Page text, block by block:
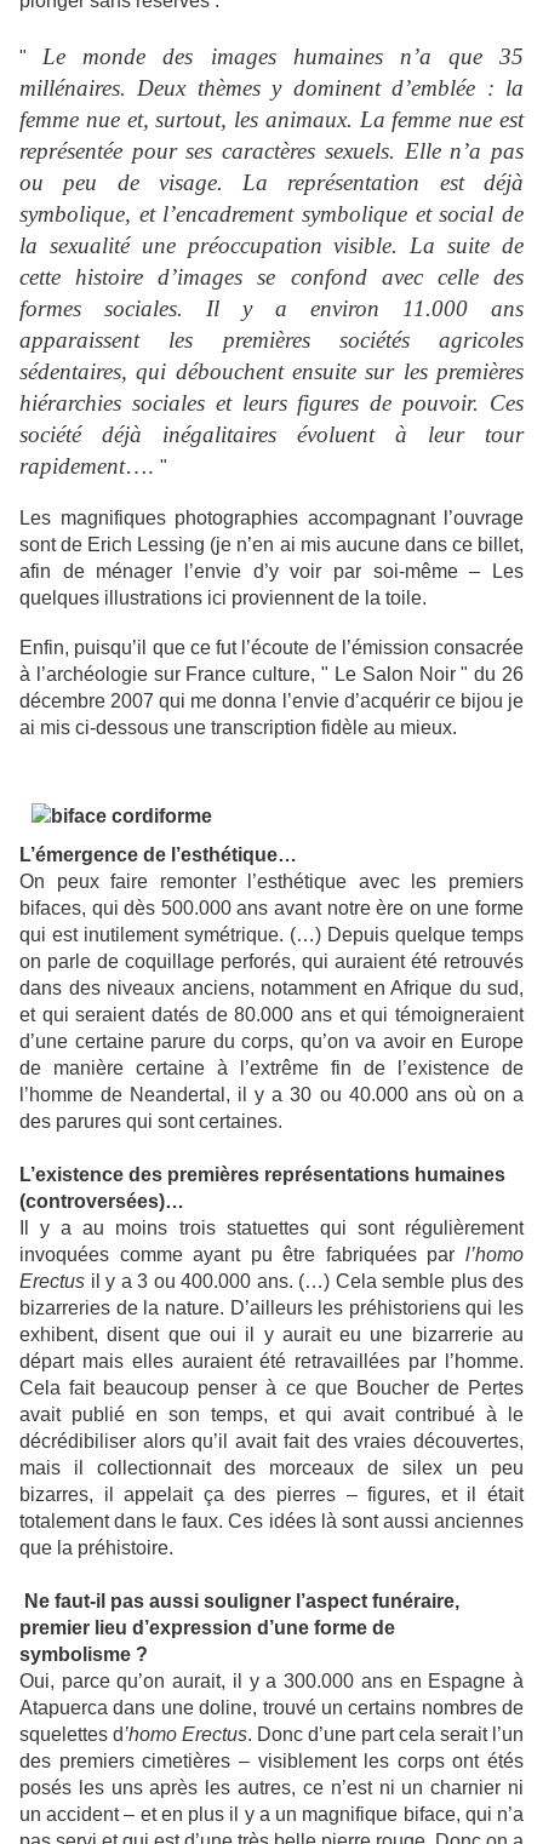
" Le monde des images humaines n’a que 35
millénaires. Deux thèmes y dominent d’emblée : la
femme nue et, surtout, les animaux. La femme nue est
représentée pour ses caractères sexuels. Elle n’a pas
ou peu de visage. La représentation est déjà
symbolique, et l’encadrement symbolique et social de
la sexualité une préoccupation visible. La suite de
cette histoire d’images se confond avec celle des
formes sociales. Il y a environ 11.000 ans
apparaissent les premières sociétés agricoles
sédentaires, qui débouchent ensuite sur les premières
hiérarchies sociales et leurs figures de pouvoir. Ces
société déjà inégalitaires évoluent à leur tour
rapidement…. "
Les magnifiques photographies accompagnant l’ouvrage
sont de Erich Lessing (je n’en ai mis aucune dans ce billet,
afin de ménager l’envie d’y voir par soi-même – Les
quelques illustrations ici proviennent de la toile.
Enfin, puisqu’il que ce fut l’écoute de l’émission consacrée
à l’archéologie sur France culture, " Le Salon Noir " du 26
décembre 2007 qui me donna l’envie d’acquérir ce bijou je
ai mis ci-dessous une transcription fidèle au mieux.
L’émergence de l’esthétique…
On peux faire remonter l’esthétique avec les premiers
bifaces, qui dès 500.000 ans avant notre ère on une forme
qui est inutilement symétrique. (…) Depuis quelque temps
on parle de coquillage perforés, qui auraient été retrouvés
dans des niveaux anciens, notamment en Afrique du sud,
et qui seraient datés de 80.000 ans et qui témoigneraient
d’une certaine parure du corps, qu’on va avoir en Europe
de manière certaine à l’extrême fin de l’existence de
l’homme de Neandertal, il y a 30 ou 40.000 ans où on a
des parures qui sont certaines.
L’existence des premières représentations humaines
(controversées)…
Il y a au moins trois statuettes qui sont régulièrement
invoquées comme ayant pu être fabriquées par l’homo
Erectus il y a 3 ou 400.000 ans. (…) Cela semble plus des
bizarreries de la nature. D’ailleurs les préhistoriens qui les
exhibent, disent que oui il y aurait eu une bizarrerie au
départ mais elles auraient été retravaillées par l’homme.
Cela fait beaucoup penser à ce que Boucher de Pertes
avait publié en son temps, et qui avait contribué à le
décrédibiliser alors qu’il avait fait des vraies découvertes,
mais il collectionnait des morceaux de silex un peu
bizarres, il appelait ça des pierres – figures, et il était
totalement dans le faux. Ces idées là sont aussi anciennes
que la préhistoire.
Ne faut-il pas aussi souligner l’aspect funéraire,
premier lieu d’expression d’une forme de
symbolisme ?
Oui, parce qu’on aurait, il y a 300.000 ans en Espagne à
Atapuerca dans une doline, trouvé un certains nombres de
squelettes d’homo Erectus. Donc d’une part cela serait l’un
des premiers cimetières – visiblement les corps ont étés
posés les uns après les autres, ce n’est ni un charnier ni
un accident – et en plus il y a un magnifique biface, qui n’a